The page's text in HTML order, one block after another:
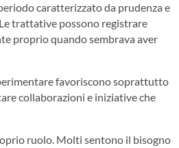
caratterizzato da prudenza e
trattative possono registrare
proprio quando sembrava aver
favoriscono soprattutto
collaborazioni e iniziative che
ruolo. Molti sentono il bisogno